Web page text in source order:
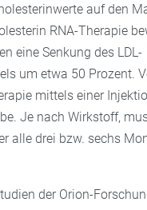
auf den
RNA-Therapie
eine Senkung des LDL-
um etwa 50 Prozent.
mittels einer
Je nach Wirkstoff,
alle drei bzw. sechs
der Orion-